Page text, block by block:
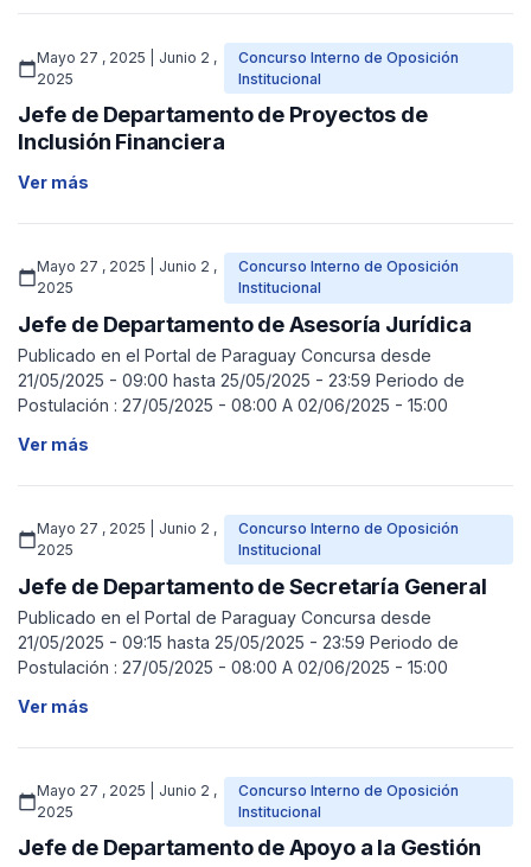
calendar_today
Mayo 27 , 2025 | Junio 2 ,
2025
Concurso Interno de Oposición
Institucional
Jefe de Departamento de Proyectos de
Inclusión Financiera
Ver más
calendar_today
Mayo 27 , 2025 | Junio 2 ,
2025
Concurso Interno de Oposición
Institucional
Jefe de Departamento de Asesoría Jurídica
Publicado en el Portal de Paraguay Concursa desde
21/05/2025 - 09:00 hasta 25/05/2025 - 23:59 Periodo de
Postulación : 27/05/2025 - 08:00 A 02/06/2025 - 15:00
Ver más
calendar_today
Mayo 27 , 2025 | Junio 2 ,
2025
Concurso Interno de Oposición
Institucional
Jefe de Departamento de Secretaría General
Publicado en el Portal de Paraguay Concursa desde
21/05/2025 - 09:15 hasta 25/05/2025 - 23:59 Periodo de
Postulación : 27/05/2025 - 08:00 A 02/06/2025 - 15:00
Ver más
calendar_today
Mayo 27 , 2025 | Junio 2 ,
2025
Concurso Interno de Oposición
Institucional
Jefe de Departamento de Apoyo a la Gestión